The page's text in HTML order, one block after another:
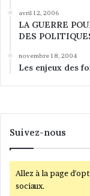
avril 12, 2006
LA GUERRE
DES
novembre 18, 2004
Les enjeux des
Suivez-nous
Allez à la page
sociaux.